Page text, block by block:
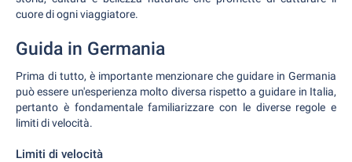
cuore di ogni viaggiatore.
Guida in Germania
Prima di tutto, è importante menzionare che guidare in Germania
può essere un'esperienza molto diversa rispetto a guidare in Italia,
pertanto è fondamentale familiarizzare con le diverse regole e
limiti di velocità.
Limiti di velocità